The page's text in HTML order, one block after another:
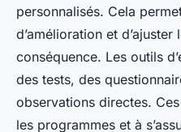
personnalisés. Cela
d’amélioration et d’ajuster
conséquence. Les outils
des tests, des
observations directes.
les programmes et à